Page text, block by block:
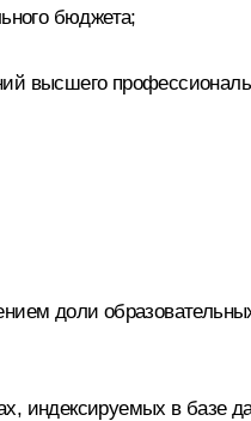
бюджета;
высшего
доли
индексируемых в базе